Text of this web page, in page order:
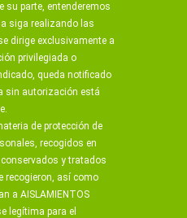
su parte, entenderemos
siga realizando las
dirige exclusivamente a
privilegiada o
queda notificado
sin autorización está
de protección de
recogidos en
y tratados
recogieron, así como
a AISLAMIENTOS
legítima para el